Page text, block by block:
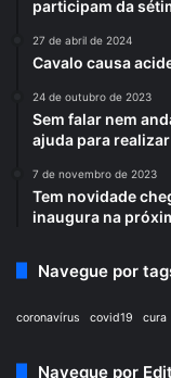
participam da
27 de abril de 2024
Cavalo causa
24 de outubro de 2023
Sem falar nem
ajuda para
7 de novembro de 2023
Tem novidade
inaugura na
Navegue por
coronavírus covid19 cura
Navegue por